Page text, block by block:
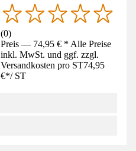
(0)
Preis — 74,95 € * Alle Preise
inkl. MwSt. und ggf. zzgl.
Versandkosten pro ST74,95
€*/ ST